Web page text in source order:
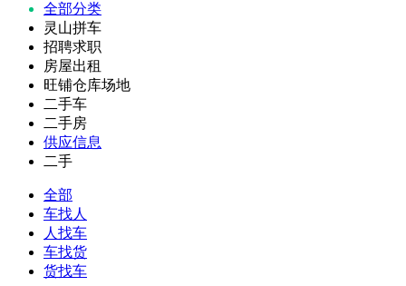
全部分类
灵山拼车
招聘求职
房屋出租
旺铺仓库场地
二手车
二手房
供应信息
二手
全部
车找人
人找车
车找货
货找车